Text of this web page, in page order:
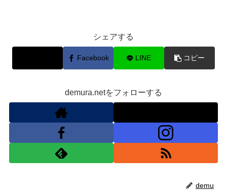
シェアする
Facebook LINE コピー
demura.netをフォローする
demu